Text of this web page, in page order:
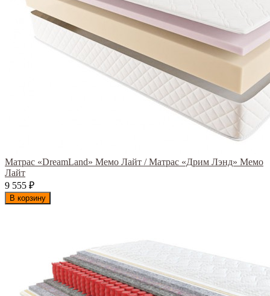
Матрас «DreamLand» Мемо Лайт / Матрас «Дрим Лэнд» Мемо
Лайт
9 555 ₽
В корзину